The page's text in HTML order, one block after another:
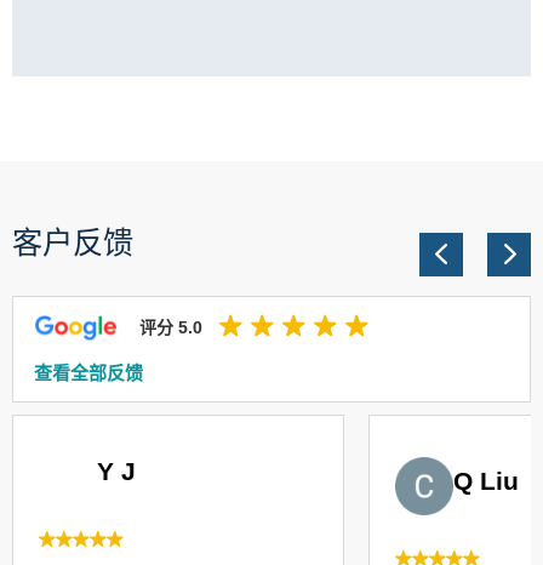
客户反馈
评分 5.0
查看全部反馈
Y J Q Liu